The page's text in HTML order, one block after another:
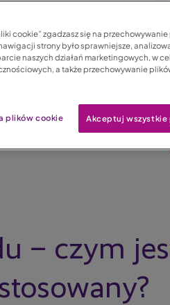
– czym
stosowany?
cookie” zgadzasz się na
strony było sprawniejsze,
naszych działań marketingowych, w
a także przechowywanie
plików cookie Akceptuj wszystkie